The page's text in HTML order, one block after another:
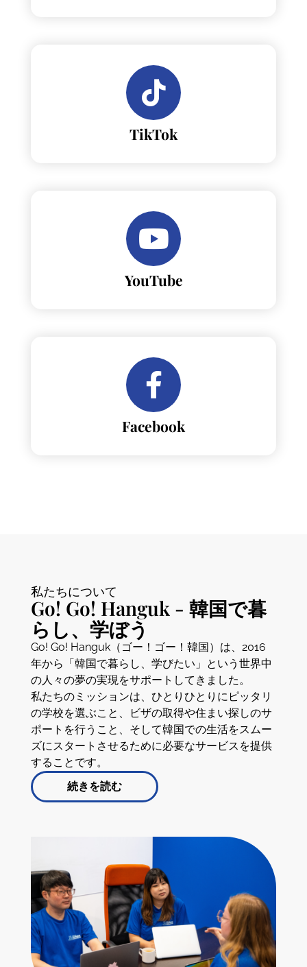
TikTok
YouTube
Facebook
私たちについて
Go! Go! Hanguk - 韓国で暮
らし、学ぼう
Go! Go! Hanguk（ゴー！ゴー！韓国）は、2016
年から「韓国で暮らし、学びたい」という世界中
の人々の夢の実現をサポートしてきました。
私たちのミッションは、ひとりひとりにピッタリ
の学校を選ぶこと、ビザの取得や住まい探しのサ
ポートを行うこと、そして韓国での生活をスムー
ズにスタートさせるために必要なサービスを提供
することです。
続きを読む